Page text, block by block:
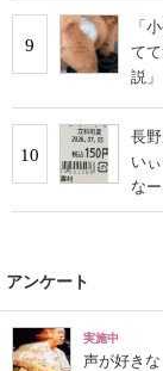
9
「
て
説
10
長
い
な
アンケート
実施中
声が好き